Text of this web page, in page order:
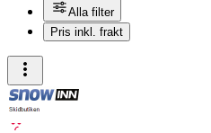
Alla filter
Pris inkl. frakt